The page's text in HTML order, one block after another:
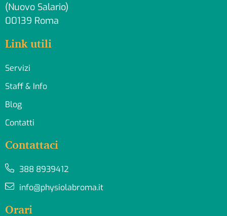
(Nuovo Salario)
00139 Roma
Link utili
Servizi
Staff & Info
Blog
Contatti
Contattaci
388 8939412
info@physiolabroma.it
Orari